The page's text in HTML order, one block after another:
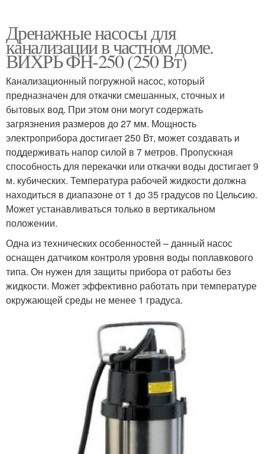
Дренажные насосы для
канализации в частном доме.
ВИХРЬ ФН-250 (250 Вт)
Канализационный погружной насос, который
предназначен для откачки смешанных, сточных и
бытовых вод. При этом они могут содержать
загрязнения размеров до 27 мм. Мощность
электроприбора достигает 250 Вт, может создавать и
поддерживать напор силой в 7 метров. Пропускная
способность для перекачки или откачки воды достигает 9
м. кубических. Температура рабочей жидкости должна
находиться в диапазоне от 1 до 35 градусов по Цельсию.
Может устанавливаться только в вертикальном
положении.
Одна из технических особенностей – данный насос
оснащен датчиком контроля уровня воды поплавкового
типа. Он нужен для защиты прибора от работы без
жидкости. Может эффективно работать при температуре
окружающей среды не менее 1 градуса.